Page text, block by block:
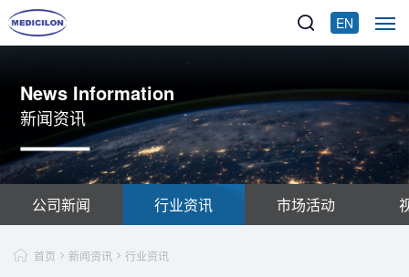
EN
News Information
新闻资讯
公司新闻 行业资讯 市场活动
首页 新闻资讯 行业资讯